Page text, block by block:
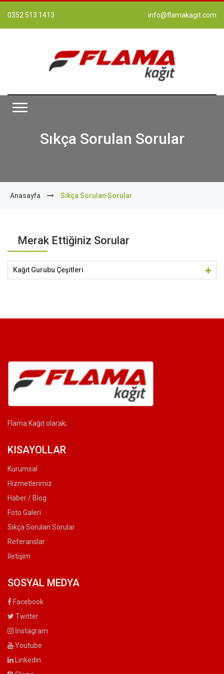
0352 513 1413 info@flamakagit.com
Sıkça Sorulan Sorular
Anasayfa Sıkça Sorulan Sorular
Merak Ettiğiniz Sorular
Kağıt Gurubu Çeşitleri
Flama Kağıt olarak;
KISAYOLLAR
Kurumsal
Hizmetlerimiz
Haber / Blog
Foto Galeri
Sıkça Sorulan Sorular
Referanslar
İletişim
SOSYAL MEDYA
Facebook
Twitter
İnstagram
Youtube
Linkedin